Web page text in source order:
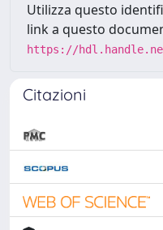
Utilizza questo
link a questo
https://
Citazioni